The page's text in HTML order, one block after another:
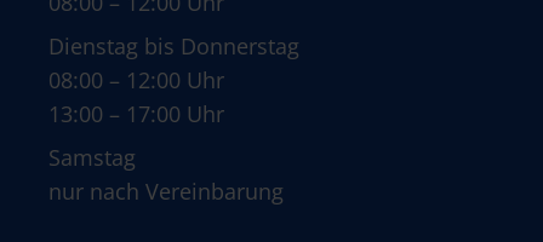
Dienstag bis Donnerstag
08:00 – 12:00 Uhr
13:00 – 17:00 Uhr
Samstag
nur nach Vereinbarung